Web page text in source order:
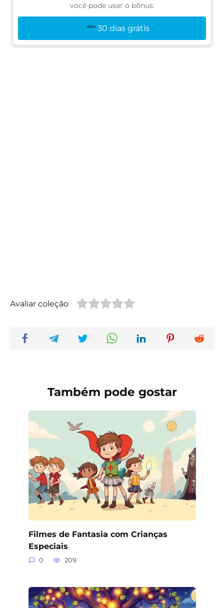
você pode usar o bônus:
30 dias grátis
Avaliar coleção
Também pode gostar
Filmes de Fantasia com Crianças
Especiais
0 209